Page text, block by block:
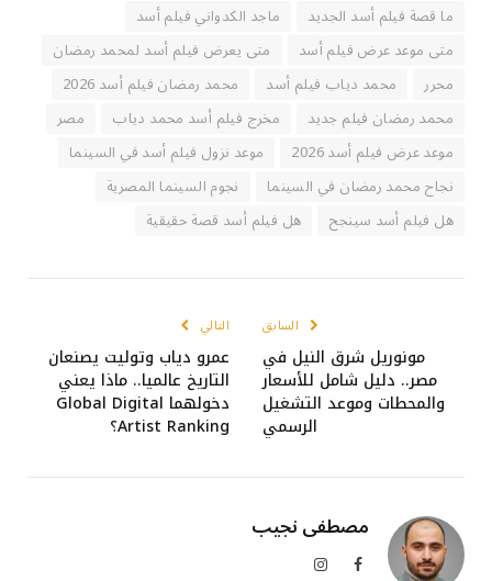
ما قصة فيلم أسد الجديد
ماجد الكدواني فيلم أسد
متى موعد عرض فيلم أسد
متى يعرض فيلم أسد لمحمد رمضان
محرر
محمد دياب فيلم أسد
محمد رمضان فيلم أسد 2026
محمد رمضان فيلم جديد
مخرج فيلم أسد محمد دياب
مصر
موعد عرض فيلم أسد 2026
موعد نزول فيلم أسد في السينما
نجاح محمد رمضان في السينما
نجوم السينما المصرية
هل فيلم أسد سينجح
هل فيلم أسد قصة حقيقية
السابق
مونوريل شرق النيل في
مصر.. دليل شامل للأسعار
والمحطات وموعد التشغيل
الرسمي
التالي
عمرو دياب وتوليت يصنعان
التاريخ عالميا.. ماذا يعني
دخولهما Global Digital
Artist Ranking؟
مصطفى نجيب
فيسبوكالانستغرام